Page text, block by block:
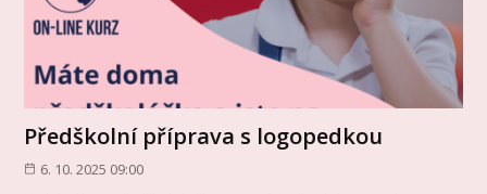
Předškolní příprava s logopedkou
6. 10. 2025 09:00